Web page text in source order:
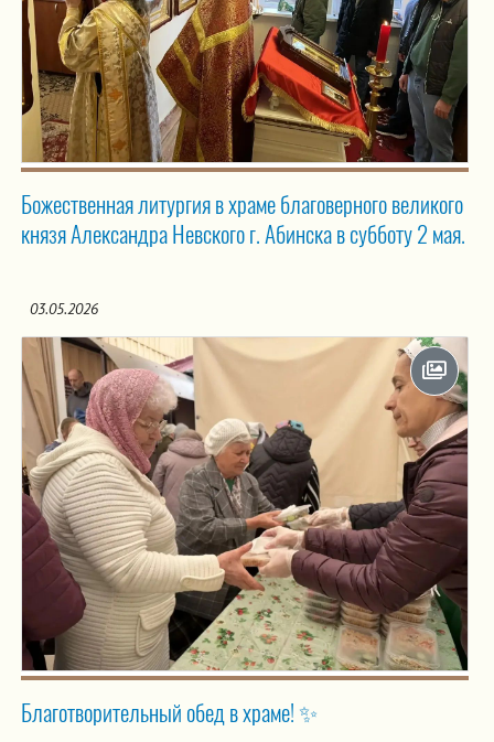
Божественная литургия в храме благоверного великого
князя Александра Невского г. Абинска в субботу 2 мая.
03.05.2026
Благотворительный обед в храме! ✨